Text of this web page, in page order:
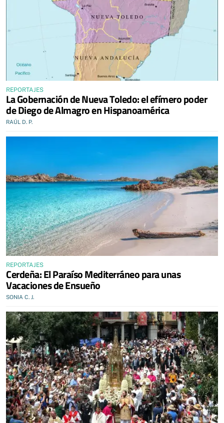
REPORTAJES
La Gobernación de Nueva Toledo: el efímero poder
de Diego de Almagro en Hispanoamérica
RAÚL D. P.
REPORTAJES
Cerdeña: El Paraíso Mediterráneo para unas
Vacaciones de Ensueño
SONIA C. J.